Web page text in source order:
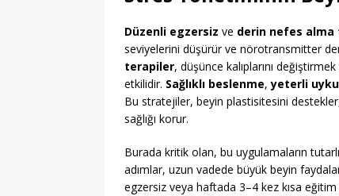
Düzenli egzersiz ve derin nefes
seviyelerini düşürür ve nörotransmitter
terapiler, düşünce kalıplarını
etkilidir. Sağlıklı beslenme,yeterli uyku
Bu stratejiler, beyin plastisitesini
sağlığı korur.
Burada kritik olan, bu uygulamaların
adımlar, uzun vadede büyük beyin
egzersiz veya haftada 3–4 kez kısa